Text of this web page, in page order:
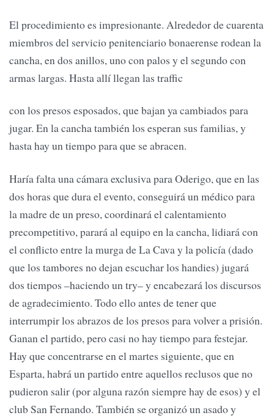
El procedimiento es impresionante. Alrededor de cuarenta
miembros del servicio penitenciario bonaerense rodean la
cancha, en dos anillos, uno con palos y el segundo con
armas largas. Hasta allí llegan las traffic
con los presos esposados, que bajan ya cambiados para
jugar. En la cancha también los esperan sus familias, y
hasta hay un tiempo para que se abracen.
Haría falta una cámara exclusiva para Oderigo, que en las
dos horas que dura el evento, conseguirá un médico para
la madre de un preso, coordinará el calentamiento
precompetitivo, parará al equipo en la cancha, lidiará con
el conflicto entre la murga de La Cava y la policía (dado
que los tambores no dejan escuchar los handies) jugará
dos tiempos –haciendo un try– y encabezará los discursos
de agradecimiento. Todo ello antes de tener que
interrumpir los abrazos de los presos para volver a prisión.
Ganan el partido, pero casi no hay tiempo para festejar.
Hay que concentrarse en el martes siguiente, que en
Esparta, habrá un partido entre aquellos reclusos que no
pudieron salir (por alguna razón siempre hay de esos) y el
club San Fernando. También se organizó un asado y